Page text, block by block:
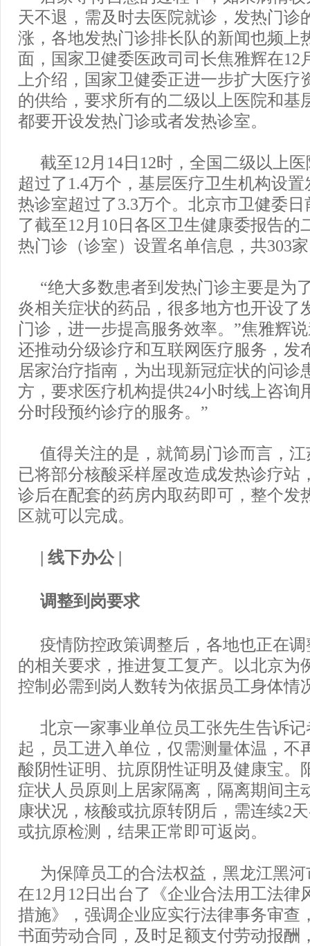
天不退，需及时去医院就诊，发热门诊
涨，各地发热门诊排长队的新闻也频上
面，国家卫健委医政司司长焦雅辉在12
上介绍，国家卫健委正进一步扩大医疗
的供给，要求所有的二级以上医院和基
都要开设发热门诊或者发热诊室。
截至12月14日12时，全国二级以上
超过了1.4万个，基层医疗卫生机构设
热诊室超过了3.3万个。北京市卫健委
了截至12月10日各区卫生健康委报告的
热门诊（诊室）设置名单信息，共303
“绝大多数患者到发热门诊主要是为
炎相关症状的药品，很多地方也开设了
门诊，进一步提高服务效率。”焦雅辉
还推动分级诊疗和互联网医疗服务，发
居家治疗指南，为出现新冠症状的问诊
方，要求医疗机构提供24小时线上咨询
分时段预约诊疗的服务。”
值得关注的是，就简易门诊而言，
已将部分核酸采样屋改造成发热诊疗站
诊后在配套的药房内取药即可，整个发
区就可以完成。
| 线下办公 |
调整到岗要求
疫情防控政策调整后，各地也正在
的相关要求，推进复工复产。以北京为
控制必需到岗人数转为依据员工身体情
北京一家事业单位员工张先生告诉记
起，员工进入单位，仅需测量体温，不
酸阴性证明、抗原阴性证明及健康宝。
症状人员原则上居家隔离，隔离期间主
康状况，核酸或抗原转阴后，需连续2
或抗原检测，结果正常即可返岗。
为保障员工的合法权益，黑龙江黑
在12月12日出台了《企业合法用工法律
措施》，强调企业应实行法律事务审查
书面劳动合同，及时足额支付劳动报酬